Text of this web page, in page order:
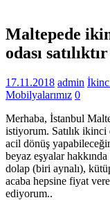
Maltepede
odası satılıktır
17.11.2018 admin
Mobilyalarımız 0
Merhaba, İstanbul
istiyorum. Satılık
acil dönüş
beyaz eşyalar
dolap (biri aynalı),
acaba hepsine fiyat
ediyorum..